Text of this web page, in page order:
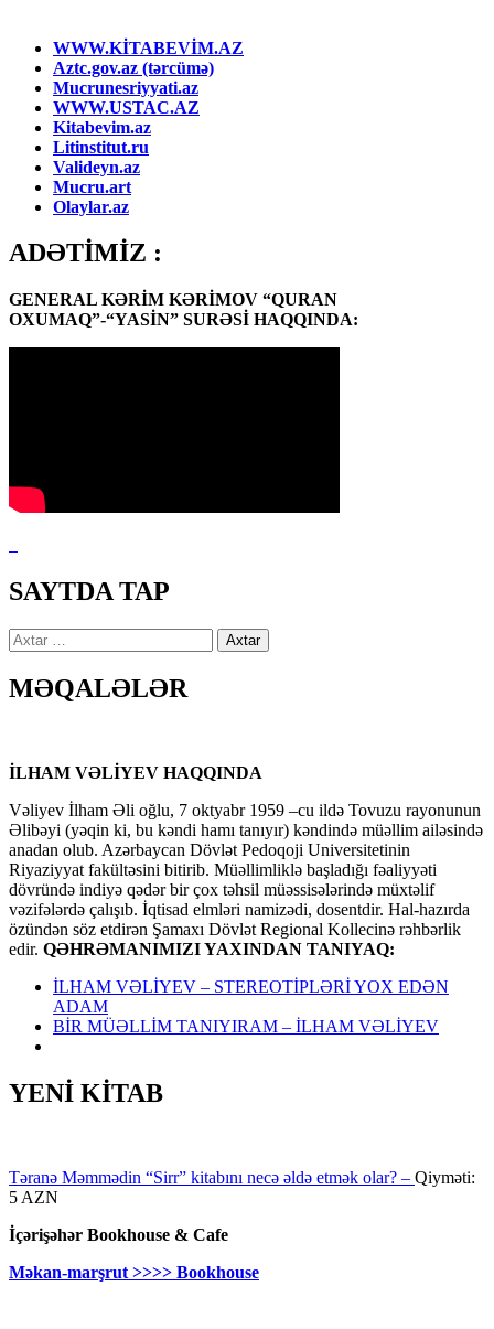
WWW.KİTABEVİM.AZ
Aztc.gov.az (tərcümə)
Mucrunesriyyati.az
WWW.USTAC.AZ
Kitabevim.az
Litinstitut.ru
Valideyn.az
Mucru.art
Olaylar.az
ADƏTİMİZ :
GENERAL KƏRİM KƏRİMOV “QURAN
OXUMAQ”-“YASİN” SURƏSİ HAQQINDA:
SAYTDA TAP
Axtarış:
MƏQALƏLƏR
İLHAM VƏLİYEV HAQQINDA
Vəliyev İlham Əli oğlu, 7 oktyabr 1959 –cu ildə Tovuzu rayonunun
Əlibəyi (yəqin ki, bu kəndi hamı tanıyır) kəndində müəllim ailəsində
anadan olub. Azərbaycan Dövlət Pedoqoji Universitetinin
Riyaziyyat fakültəsini bitirib. Müəllimliklə başladığı fəaliyyəti
dövründə indiyə qədər bir çox təhsil müəssisələrində müxtəlif
vəzifələrdə çalışıb. İqtisad elmləri namizədi, dosentdir. Hal-hazırda
özündən söz etdirən Şamaxı Dövlət Regional Kollecinə rəhbərlik
edir. QƏHRƏMANIMIZI YAXINDAN TANIYAQ:
İLHAM VƏLİYEV – STEREOTİPLƏRİ YOX EDƏN
ADAM
BİR MÜƏLLİM TANIYIRAM – İLHAM VƏLİYEV
YENİ KİTAB
Təranə Məmmədin “Sirr” kitabını necə əldə etmək olar? – Qiyməti:
5 AZN
İçərişəhər Bookhouse & Cafe
Məkan-marşrut >>>> Bookhouse